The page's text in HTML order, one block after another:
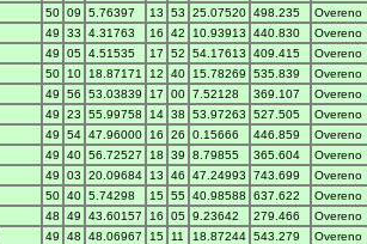
50 09 5.76397 13 53 25.07520 498.235
Overeno
49 33 4.31763 16 42 10.93913 440.830
Overeno
49 05 4.51535 17 52 54.17613 409.415
Overeno
50 10 18.87171 12 40 15.78269 535.839
Overeno
49 56 53.03839 17 00 7.52128 369.107
Overeno
49 23 55.99758 14 38 53.97263 527.505
Overeno
49 54 47.96000 16 26 0.15666 446.859
Overeno
49 40 56.72527 18 39 8.79855 365.604
Overeno
49 03 20.09684 13 46 47.24993 743.699
Overeno
50 40 5.74298 15 55 40.98588 637.622
Overeno
48 49 43.60157 16 05 9.23642 279.466
Overeno
49 48 48.06967 15 11 18.87244 543.279
Overeno